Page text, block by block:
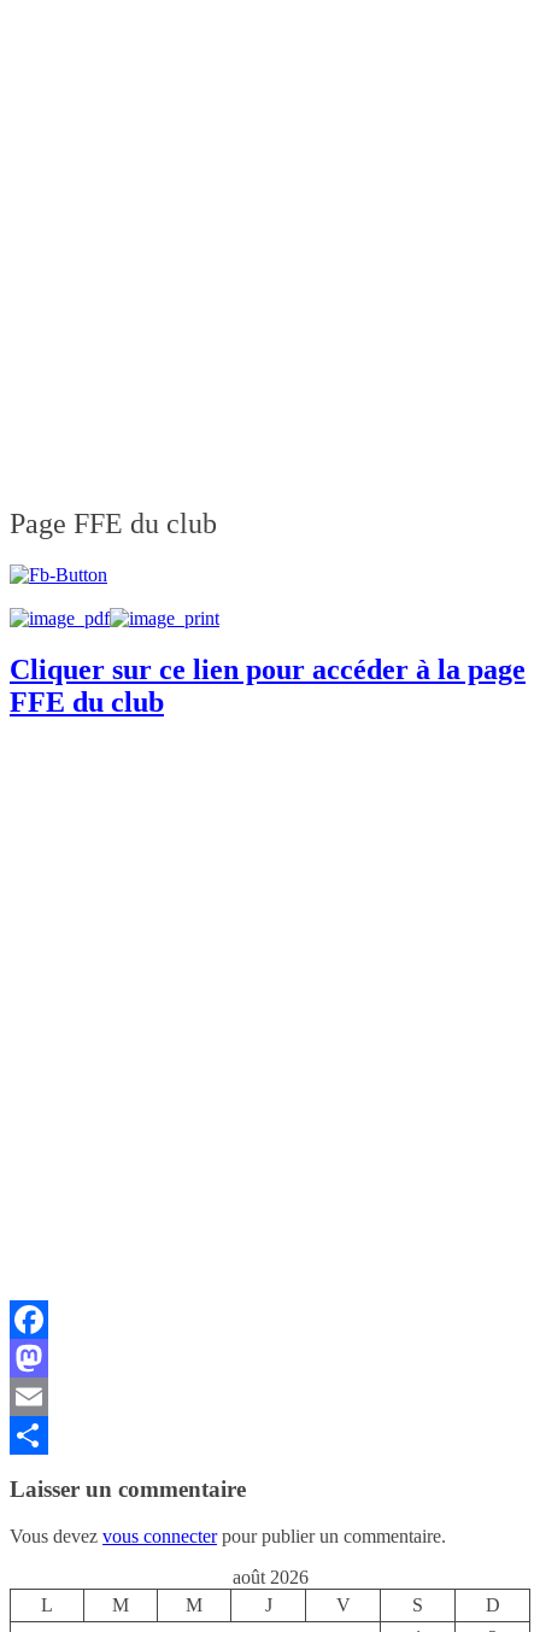
Page FFE du club
Cliquer sur ce lien pour accéder à la page
FFE du club
Facebook
Mastodon
Email
Laisser un commentaire
Vous devez vous connecterpour publier un commentaire.
août 2026
L
M M J V S
D